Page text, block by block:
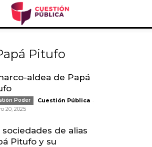
Pitufo
aldea de Papá
Poder Cuestión Pública -
20, 2025
sociedades de alias
Pitufo y su